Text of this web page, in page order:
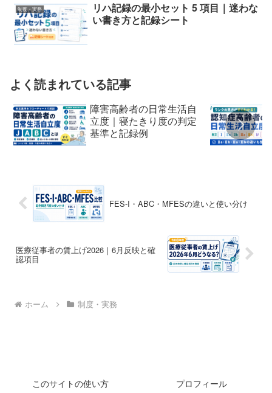
制度・実務
リハ記録の最小セット 5 項目｜迷わな
い書き方と記録シート
よく読まれている記事
障害高齢者の日常生活自
立度｜寝たきり度の判定
基準と記録例
FES-I・ABC・MFESの違いと使い分け
医療従事者の賃上げ2026｜6月反映と確
認項目
ホーム 制度・実務
このサイトの使い方 プロフィール